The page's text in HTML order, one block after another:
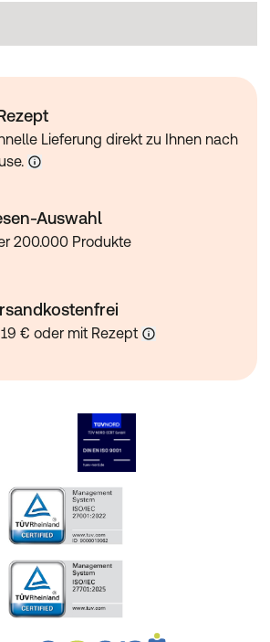
Lieferung direkt zu Ihnen nach
Auswahl
200.000 Produkte
€ oder mit Rezept